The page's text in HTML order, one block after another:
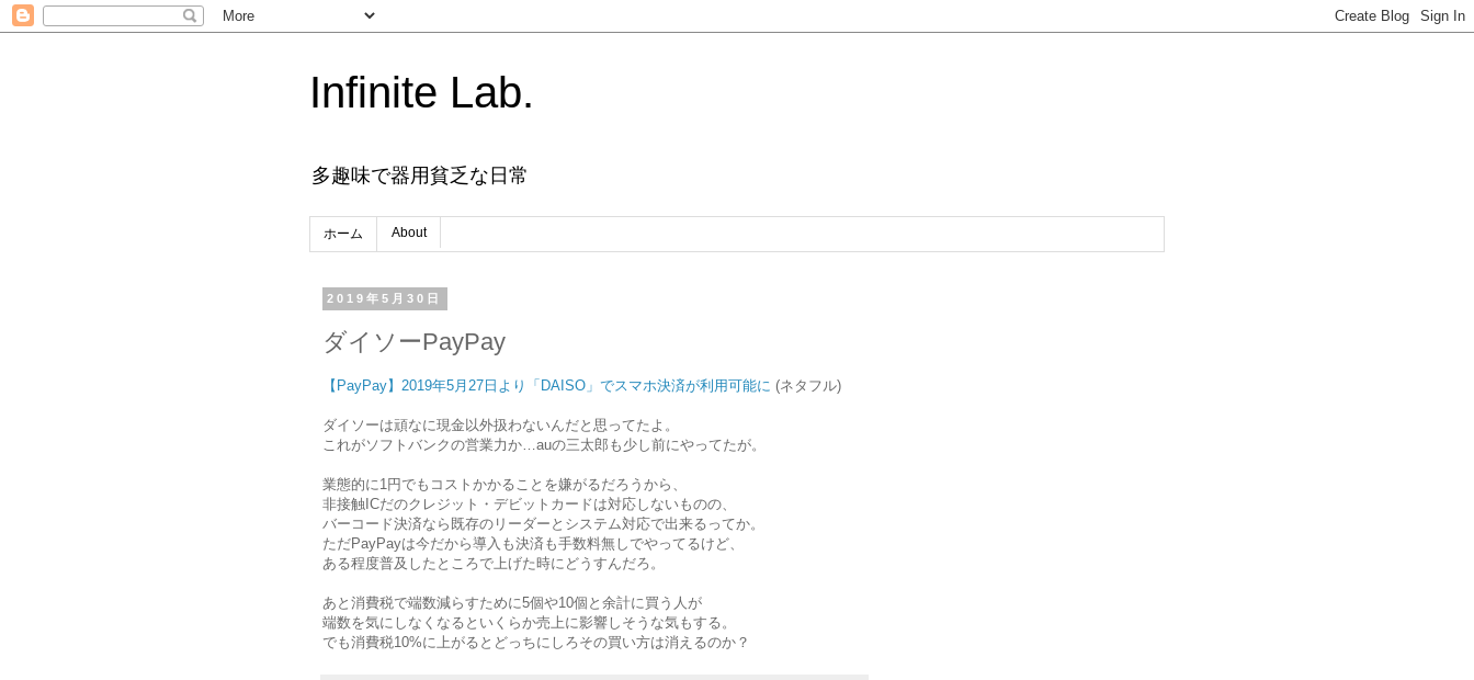
Infinite Lab.
多趣味で器用貧乏な日常
ホーム About
2019年5月30日
ダイソーPayPay
【PayPay】2019年5月27日より「DAISO」でスマホ決済が利用可能に (ネタフル)
ダイソーは頑なに現金以外扱わないんだと思ってたよ。
これがソフトバンクの営業力か…auの三太郎も少し前にやってたが。
業態的に1円でもコストかかることを嫌がるだろうから、
非接触ICだのクレジット・デビットカードは対応しないものの、
バーコード決済なら既存のリーダーとシステム対応で出来るってか。
ただPayPayは今だから導入も決済も手数料無しでやってるけど、
ある程度普及したところで上げた時にどうすんだろ。
あと消費税で端数減らすために5個や10個と余計に買う人が
端数を気にしなくなるといくらか売上に影響しそうな気もする。
でも消費税10%に上がるとどっちにしろその買い方は消えるのか？